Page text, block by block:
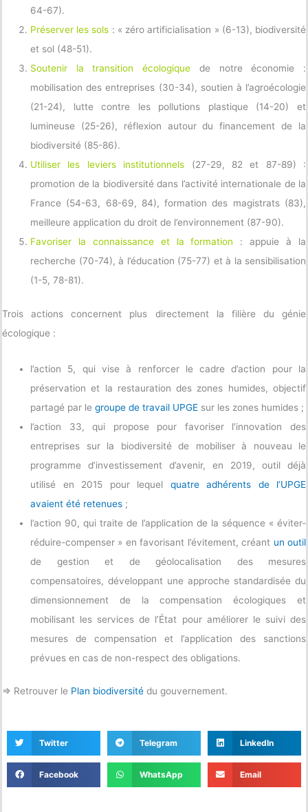
64-67).
Préserver les sols : « zéro artificialisation » (6-13), biodiversité
et sol (48-51).
Soutenir la transition écologique de notre économie :
mobilisation des entreprises (30-34), soutien à l’agroécologie
(21-24), lutte contre les pollutions plastique (14-20) et
lumineuse (25-26), réflexion autour du financement de la
biodiversité (85-86).
Utiliser les leviers institutionnels (27-29, 82 et 87-89) :
promotion de la biodiversité dans l’activité internationale de la
France (54-63, 68-69, 84), formation des magistrats (83),
meilleure application du droit de l’environnement (87-90).
Favoriser la connaissance et la formation : appuie à la
recherche (70-74), à l’éducation (75-77) et à la sensibilisation
(1-5, 78-81).
Trois actions concernent plus directement la filière du génie
écologique :
l’action 5, qui vise à renforcer le cadre d’action pour la
préservation et la restauration des zones humides, objectif
partagé par legroupe de travail UPGE sur les zones humides ;
l’action 33, qui propose pour favoriser l’innovation des
entreprises sur la biodiversité de mobiliser à nouveau le
programme d’investissement d’avenir, en 2019, outil déjà
utilisé en 2015 pour lequel quatre adhérents de l’UPGE
avaient été retenues ;
l’action 90, qui traite de l’application de la séquence « éviter-
réduire-compenser » en favorisant l’évitement, créant un outil
de gestion et de géolocalisation des mesures
compensatoires, développant une approche standardisée du
dimensionnement de la compensation écologiques et
mobilisant les services de l’État pour améliorer le suivi des
mesures de compensation et l’application des sanctions
prévues en cas de non-respect des obligations.
=> Retrouver le Plan biodiversité du gouvernement.
Twitter Telegram LinkedIn
Facebook WhatsApp Email